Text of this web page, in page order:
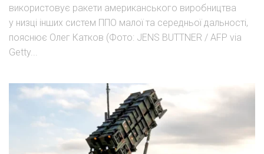
використовує ракети американського виробництва
у низці інших систем ППО малої та середньої дальності,
пояснює Олег Катков (Фото: JENS BUTTNER / AFP via
Getty...